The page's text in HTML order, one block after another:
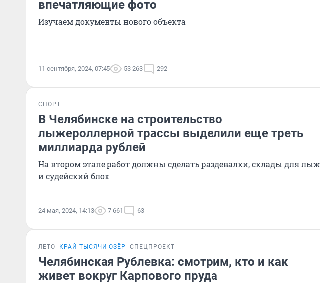
впечатляющие фото
Изучаем документы нового объекта
11 сентября, 2024, 07:45 53 263 292
СПОРТ
В Челябинске на строительство
лыжероллерной трассы выделили еще треть
миллиарда рублей
На втором этапе работ должны сделать раздевалки, склады для лыж
и судейский блок
24 мая, 2024, 14:13 7 661 63
ЛЕТО КРАЙ ТЫСЯЧИ ОЗЁР СПЕЦПРОЕКТ
Челябинская Рублевка: смотрим, кто и как
живет вокруг Карпового пруда